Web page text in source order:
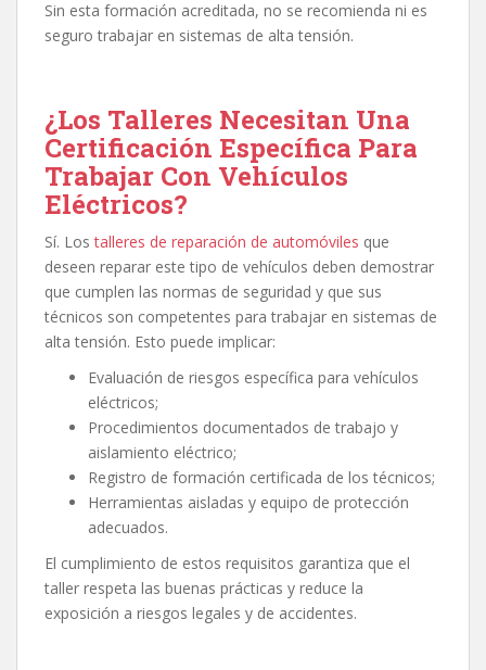
Sin esta formación acreditada, no se recomienda ni es
seguro trabajar en sistemas de alta tensión.
¿Los Talleres Necesitan Una
Certificación Específica Para
Trabajar Con Vehículos
Eléctricos?
Sí. Lostalleres de reparación de automóviles que
deseen reparar este tipo de vehículos deben demostrar
que cumplen las normas de seguridad y que sus
técnicos son competentes para trabajar en sistemas de
alta tensión. Esto puede implicar:
Evaluación de riesgos específica para vehículos
eléctricos;
Procedimientos documentados de trabajo y
aislamiento eléctrico;
Registro de formación certificada de los técnicos;
Herramientas aisladas y equipo de protección
adecuados.
El cumplimiento de estos requisitos garantiza que el
taller respeta las buenas prácticas y reduce la
exposición a riesgos legales y de accidentes.